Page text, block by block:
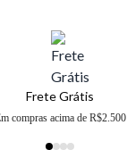
Frete Grátis
compras acima de R$2.500